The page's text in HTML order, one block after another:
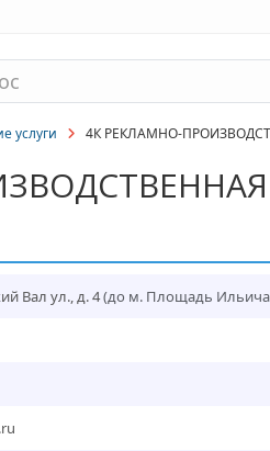
услуги 4К РЕКЛАМНО-
Вал ул., д. 4(до м. Площадь